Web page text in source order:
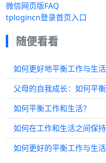
微信网页版FAQ
tplogincn登录首页入口
随便看看
如何更好地平衡工作与生活
父母的自我成长：如何平
如何平衡工作和生活？
如何在工作和生活之间保持
如何更好的平衡工作与生活